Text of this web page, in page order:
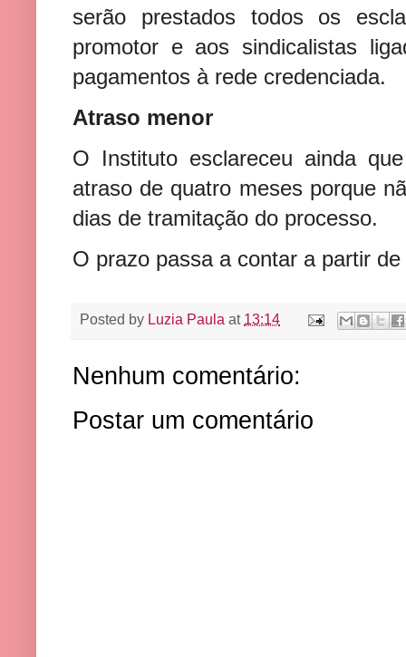
serão prestados todos os
promotor e aos sindicalistas
pagamentos à rede credenciada.
Atraso menor
O Instituto esclareceu ainda
atraso de quatro meses porque
dias de tramitação do processo.
O prazo passa a contar a partir
Posted by Luzia Paula at 13:14
Nenhum comentário:
Postar um comentário